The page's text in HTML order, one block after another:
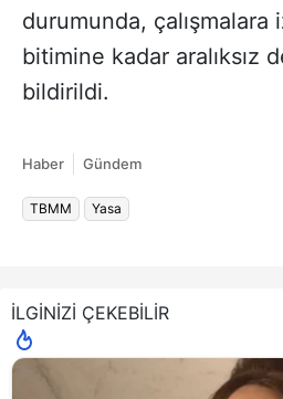
durumunda,
bitimine kadar aralıksız
bildirildi.
Haber Gündem
TBMM Yasa
İLGİNİZİ ÇEKEBİLİR